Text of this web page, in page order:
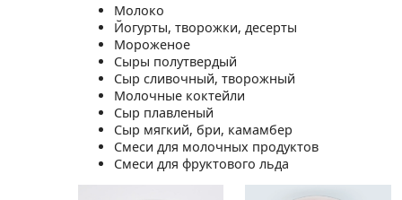
Молоко
Йогурты, творожки, десерты
Мороженое
Сыры полутвердый
Сыр сливочный, творожный
Молочные коктейли
Сыр плавленый
Сыр мягкий, бри, камамбер
Смеси для молочных продуктов
Смеси для фруктового льда